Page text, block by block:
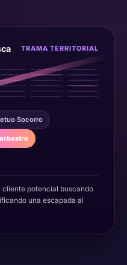
TRAMA TERRITORIAL
Socorro
cliente potencial buscando
una escapada al